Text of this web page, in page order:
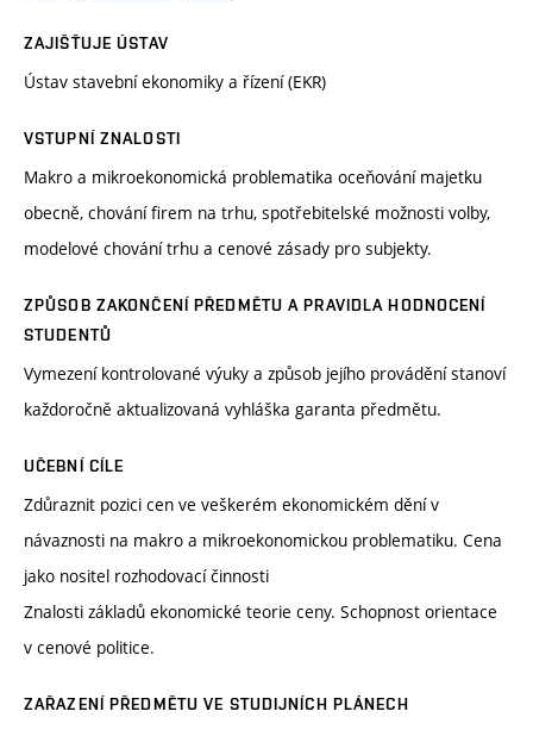
ZAJIŠŤUJE ÚSTAV
Ústav stavební ekonomiky a řízení (EKR)
VSTUPNÍ ZNALOSTI
Makro a mikroekonomická problematika oceňování majetku
obecně, chování firem na trhu, spotřebitelské možnosti volby,
modelové chování trhu a cenové zásady pro subjekty.
ZPŮSOB ZAKONČENÍ PŘEDMĚTU A PRAVIDLA HODNOCENÍ
STUDENTŮ
Vymezení kontrolované výuky a způsob jejího provádění stanoví
každoročně aktualizovaná vyhláška garanta předmětu.
UČEBNÍ CÍLE
Zdůraznit pozici cen ve veškerém ekonomickém dění v
návaznosti na makro a mikroekonomickou problematiku. Cena
jako nositel rozhodovací činnosti
Znalosti základů ekonomické teorie ceny. Schopnost orientace
v cenové politice.
ZAŘAZENÍ PŘEDMĚTU VE STUDIJNÍCH PLÁNECH